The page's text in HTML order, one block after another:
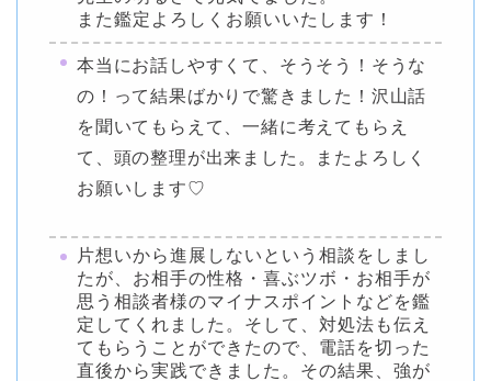
また鑑定よろしくお願いいたします！
本当にお話しやすくて、そうそう！そうな
の！って結果ばかりで驚きました！沢山話
を聞いてもらえて、一緒に考えてもらえ
て、頭の整理が出来ました。またよろしく
お願いします♡
片想いから進展しないという相談をしまし
たが、お相手の性格・喜ぶツボ・お相手が
思う相談者様のマイナスポイントなどを鑑
定してくれました。そして、対処法も伝え
てもらうことができたので、電話を切った
直後から実践できました。その結果、強が